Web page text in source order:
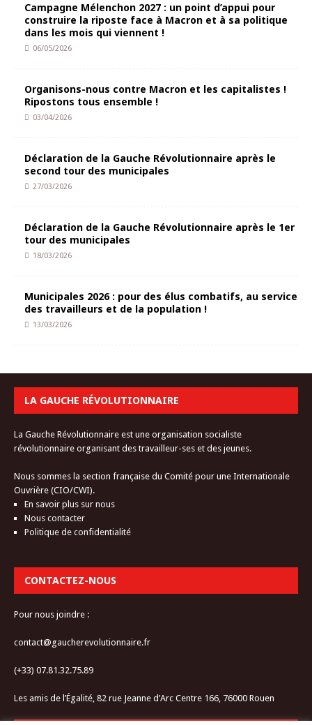
Campagne Mélenchon 2027 : un point d’appui pour
construire la riposte face à Macron et à sa politique
dans les mois qui viennent !
06/05/2026
Organisons-nous contre Macron et les capitalistes !
Ripostons tous ensemble !
03/04/2026
Déclaration de la Gauche Révolutionnaire après le
second tour des municipales
27/03/2026
Déclaration de la Gauche Révolutionnaire après le 1er
tour des municipales
18/03/2026
Municipales 2026 : pour des élus combatifs, au service
des travailleurs et de la population !
13/03/2026
LA GAUCHE RÉVOLUTIONNAIRE
La Gauche Révolutionnaire est une organisation socialiste
révolutionnaire organisant des travailleur-ses et des jeunes.
Nous sommes la section française du Comité pour une Internationale
Ouvrière (CIO/CWI).
En savoir plus sur nous
Nous contacter
Politique de confidentialité
CONTACTEZ-NOUS
Pour nous joindre :
contact@gaucherevolutionnaire.fr
(+33) 07.81.32.75.89
Les amis de l’Égalité, 82 rue Jeanne d’Arc Centre 166, 76000 Rouen